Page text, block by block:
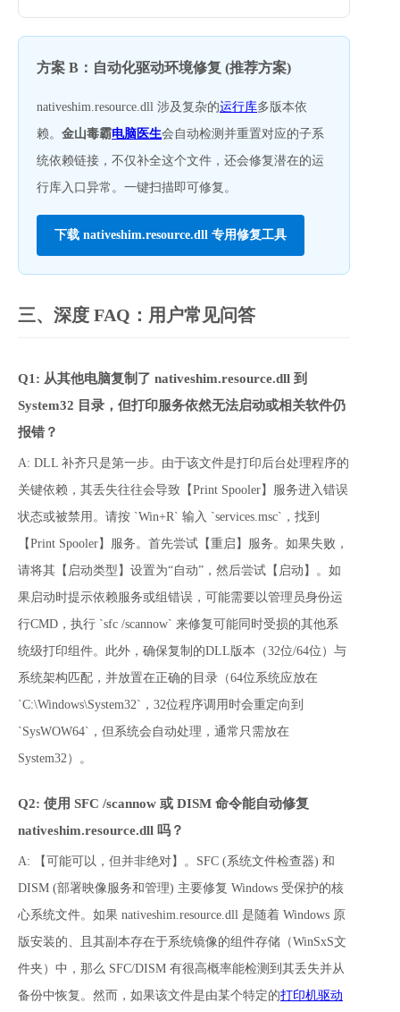
方案 B：自动化驱动环境修复 (推荐方案)
nativeshim.resource.dll 涉及复杂的运行库多版本依
赖。 金山毒霸电脑医生会自动检测并重置对应的子系
统依赖链接，不仅补全这个文件，还会修复潜在的运
行库入口异常。一键扫描即可修复。
下载 nativeshim.resource.dll 专用修复工具
三、深度 FAQ：用户常见问答
Q1: 从其他电脑复制了 nativeshim.resource.dll 到
System32 目录，但打印服务依然无法启动或相关软件仍
报错？
A: DLL 补齐只是第一步。由于该文件是打印后台处理程序的
关键依赖，其丢失往往会导致【Print Spooler】服务进入错误
状态或被禁用。请按 `Win+R` 输入 `services.msc`，找到
【Print Spooler】服务。首先尝试【重启】服务。如果失败，
请将其【启动类型】设置为“自动”，然后尝试【启动】。如
果启动时提示依赖服务或组错误，可能需要以管理员身份运
行CMD，执行 `sfc /scannow` 来修复可能同时受损的其他系
统级打印组件。此外，确保复制的DLL版本（32位/64位）与
系统架构匹配，并放置在正确的目录（64位系统应放在
`C:\Windows\System32`，32位程序调用时会重定向到
`SysWOW64`，但系统会自动处理，通常只需放在
System32）。
Q2: 使用 SFC /scannow 或 DISM 命令能自动修复
nativeshim.resource.dll 吗？
A: 【可能可以，但并非绝对】。SFC (系统文件检查器) 和
DISM (部署映像服务和管理) 主要修复 Windows 受保护的核
心系统文件。如果 nativeshim.resource.dll 是随着 Windows 原
版安装的、且其副本存在于系统镜像的组件存储（WinSxS文
件夹）中，那么 SFC/DISM 有很高概率能检测到其丢失并从
备份中恢复。然而，如果该文件是由某个特定的打印机驱动